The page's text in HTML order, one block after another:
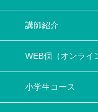
講師紹介
WEB個（オンライ
小学生コース